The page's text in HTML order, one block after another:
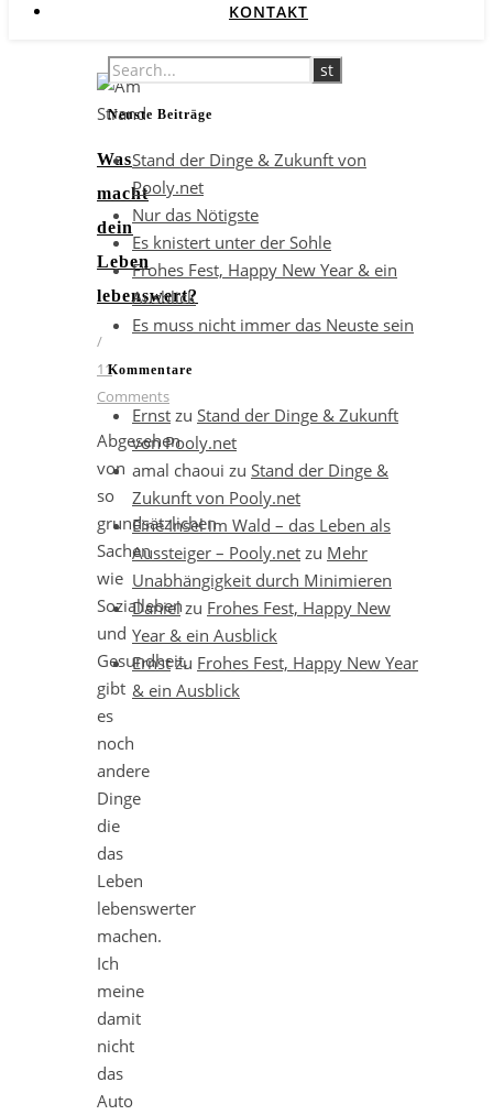
KONTAKT
Was
macht
dein
Leben
lebenswert?
/
11
Comments
Abgesehen
von
so
grundsätzlichen
Sachen
wie
Sozialleben
und
Gesundheit,
gibt
es
noch
andere
Dinge
die
das
Leben
lebenswerter
machen.
Ich
meine
damit
nicht
das
Auto
Neuste Beiträge
Stand der Dinge & Zukunft von
Pooly.net
Nur das Nötigste
Es knistert unter der Sohle
Frohes Fest, Happy New Year & ein
Ausblick
Es muss nicht immer das Neuste sein
Kommentare
Ernst zu Stand der Dinge & Zukunft
von Pooly.net
amal chaoui zu Stand der Dinge &
Zukunft von Pooly.net
Eine Insel im Wald – das Leben als
Aussteiger – Pooly.net zu Mehr
Unabhängigkeit durch Minimieren
Danielzu Frohes Fest, Happy New
Year & ein Ausblick
Ernstzu Frohes Fest, Happy New Year
& ein Ausblick